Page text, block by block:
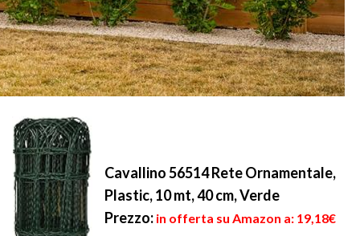
Cavallino 56514 Rete Ornamentale,
Plastic, 10 mt, 40 cm, Verde
Prezzo: in offerta su Amazon a: 19,18€